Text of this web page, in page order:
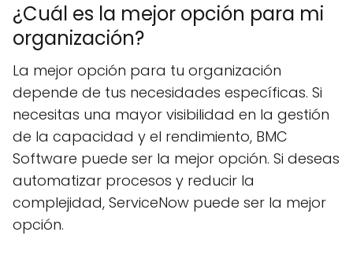
¿Cuál es la mejor opción para mi
organización?
La mejor opción para tu organización
depende de tus necesidades específicas. Si
necesitas una mayor visibilidad en la gestión
de la capacidad y el rendimiento, BMC
Software puede ser la mejor opción. Si deseas
automatizar procesos y reducir la
complejidad, ServiceNow puede ser la mejor
opción.